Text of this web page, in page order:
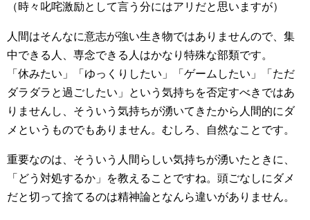
（時々叱咤激励として言う分にはアリだと思いますが）
人間はそんなに意志が強い生き物ではありませんので、集
中できる人、専念できる人はかなり特殊な部類です。
「休みたい」「ゆっくりしたい」「ゲームしたい」「ただ
ダラダラと過ごしたい」という気持ちを否定すべきではあ
りませんし、そういう気持ちが湧いてきたから人間的にダ
メというものでもありません。むしろ、自然なことです。
重要なのは、そういう人間らしい気持ちが湧いたときに、
「どう対処するか」を教えることですね。頭ごなしにダメ
だと切って捨てるのは精神論となんら違いがありません。